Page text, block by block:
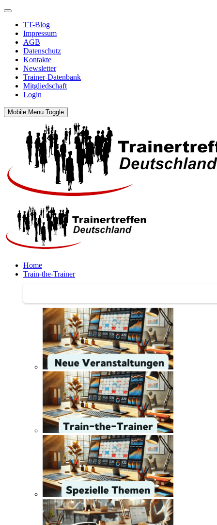
TT-Blog
Impressum
AGB
Datenschutz
Kontakte
Newsletter
Trainer-Datenbank
Mitgliedschaft
Login
Mobile Menu Toggle
Home
Train-the-Trainer